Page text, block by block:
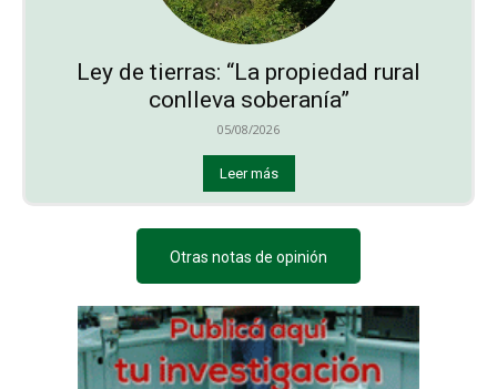
Ley de tierras: “La propiedad rural
conlleva soberanía”
05/08/2026
Leer más
Otras notas de opinión